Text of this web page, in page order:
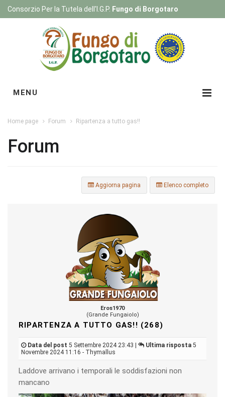
Consorzio Per la Tutela dell'I.G.P. Fungo di Borgotaro
MENU
Home page Forum Ripartenza a tutto gas!!
Forum
Elenco completo
Aggiorna pagina
Eros1970
(Grande Fungaiolo)
RIPARTENZA A TUTTO GAS!! (268)
Data del post 5 Settembre 2024 23:43 | Ultima risposta 5
Novembre 2024 11:16 - Thymallus
Laddove arrivano i temporali le soddisfazioni non
mancano